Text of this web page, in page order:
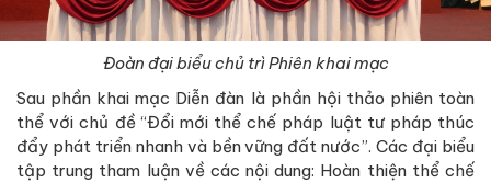
Đoàn đại biểu chủ trì Phiên khai mạc
Sau phần khai mạc Diễn đàn là phần hội thảo phiên toàn
thể với chủ đề “Đổi mới thể chế pháp luật tư pháp thúc
đẩy phát triển nhanh và bền vững đất nước”. Các đại biểu
tập trung tham luận về các nội dung: Hoàn thiện thể chế